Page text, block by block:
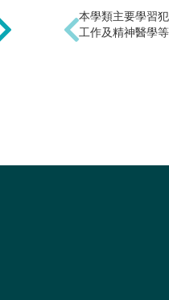
若在學期間取得師資培
非師資培育生畢業後可擔
本學類主要學習
工作及精神醫學